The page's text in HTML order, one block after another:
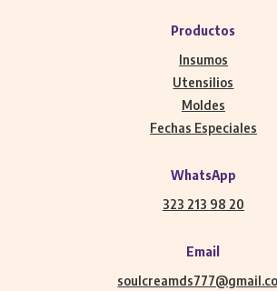
Productos
Insumos
Utensilios
Moldes
Fechas Especiales
WhatsApp
323 213 98 20
Email